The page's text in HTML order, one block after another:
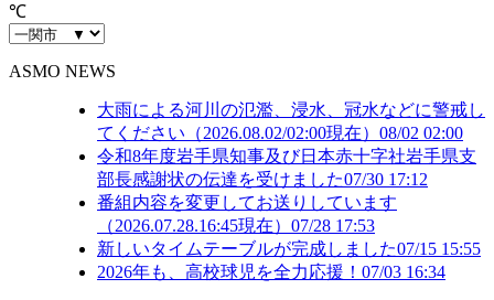
℃
ASMO NEWS
大雨による河川の氾濫、浸水、冠水などに警戒し
てください（2026.08.02/02:00現在） 08/02 02:00
令和8年度岩手県知事及び日本赤十字社岩手県支
部長感謝状の伝達を受けました07/30 17:12
番組内容を変更してお送りしています
（2026.07.28.16:45現在） 07/28 17:53
新しいタイムテーブルが完成しました07/15 15:55
2026年も、高校球児を全力応援！ 07/03 16:34